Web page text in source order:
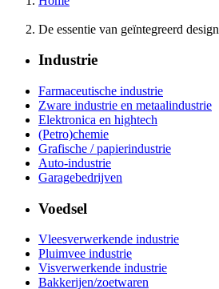
De essentie van geïntegreerd design
Industrie
Farmaceutische industrie
Zware industrie en metaalindustrie
Elektronica en hightech
(Petro)chemie
Grafische / papierindustrie
Auto-industrie
Garagebedrijven
Voedsel
Vleesverwerkende industrie
Pluimvee industrie
Visverwerkende industrie
Bakkerijen/zoetwaren